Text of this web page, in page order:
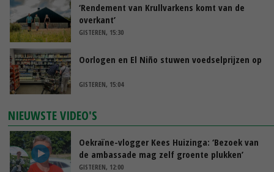
‘Rendement van Krullvarkens komt van de
overkant’
GISTEREN, 15:30
Oorlogen en El Niño stuwen voedselprijzen op
GISTEREN, 15:04
NIEUWSTE VIDEO'S
Oekraïne-vlogger Kees Huizinga: ‘Bezoek van
de ambassade mag zelf groente plukken’
GISTEREN, 12:00